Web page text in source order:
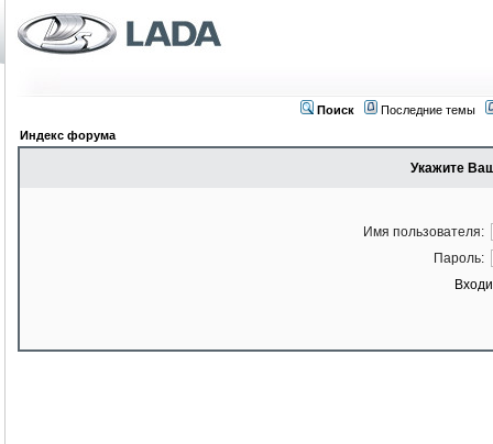
Поиск
Последние темы
Индекс форума
Укажите
Имя пользователя:
Пароль: